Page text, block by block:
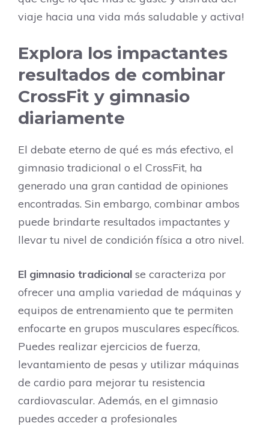
viaje hacia una vida más saludable y activa!
Explora los impactantes
resultados de combinar
CrossFit y gimnasio
diariamente
El debate eterno de qué es más efectivo, el
gimnasio tradicional o el CrossFit, ha
generado una gran cantidad de opiniones
encontradas. Sin embargo, combinar ambos
puede brindarte resultados impactantes y
llevar tu nivel de condición física a otro nivel.
El gimnasio tradicional se caracteriza por
ofrecer una amplia variedad de máquinas y
equipos de entrenamiento que te permiten
enfocarte en grupos musculares específicos.
Puedes realizar ejercicios de fuerza,
levantamiento de pesas y utilizar máquinas
de cardio para mejorar tu resistencia
cardiovascular. Además, en el gimnasio
puedes acceder a profesionales